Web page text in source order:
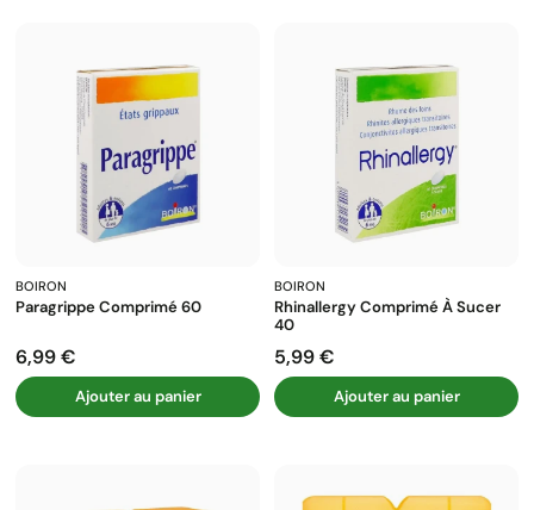
BOIRON
Paragrippe Comprimé 60
Prix
6,99 €
Ajouter au panier
BOIRON
Rhinallergy Comprimé À Sucer
40
Prix
5,99 €
Ajouter au panier